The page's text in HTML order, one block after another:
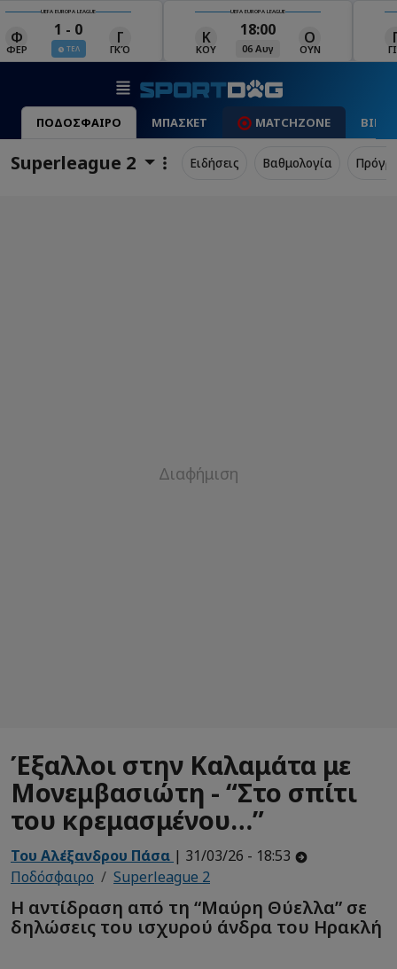
UEFA EUROPA LEAGUE
Κ 18:00
06 Αυγ ΟΥΝ
UEFA EUROPA LEAGUE
ΓΙΑ
19:00
06 Αυγ
Ρ
ΡΈΙ ΜΑΚ
ΠΟΔΟΣΦΑΙΡΟ ΜΠΑΣΚΕΤ MATCHZONE
Superleague 2 Ειδήσεις Βαθμολογία
Έξαλλοι στην Καλαμάτα με
Μονεμβασιώτη - “Στο σπίτι
του κρεμασμένου…”
Του Αλέξανδρου Πάσα | 31/03/26 - 18:53
Ποδόσφαιρο
Superleague 2
Η αντίδραση από τη “Μαύρη Θύελλα” σε
δηλώσεις του ισχυρού άνδρα του Ηρακλή